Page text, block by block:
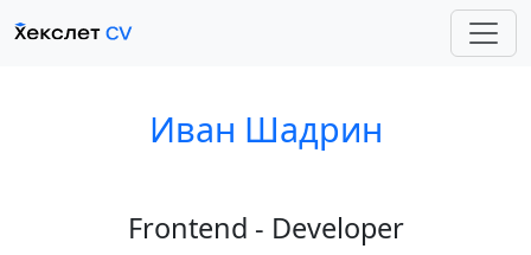
Иван Шадрин
Frontend - Developer